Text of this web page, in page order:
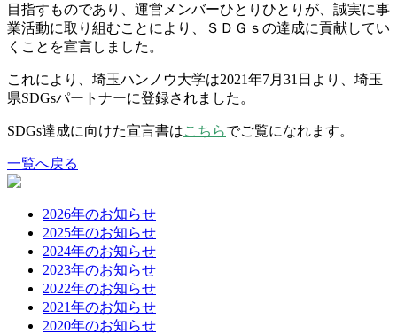
目指すものであり、運営メンバーひとりひとりが、誠実に事
業活動に取り組むことにより、ＳＤＧｓの達成に貢献してい
くことを宣言しました。
これにより、埼玉ハンノウ大学は2021年7月31日より、埼玉
県SDGsパートナーに登録されました。
SDGs達成に向けた宣言書はこちらでご覧になれます。
一覧へ戻る
2026年のお知らせ
2025年のお知らせ
2024年のお知らせ
2023年のお知らせ
2022年のお知らせ
2021年のお知らせ
2020年のお知らせ